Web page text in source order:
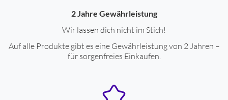
2 Jahre Gewährleistung
Wir lassen dich nicht im Stich!
Auf alle Produkte gibt es eine Gewährleistung von 2 Jahren –
für sorgenfreies Einkaufen.